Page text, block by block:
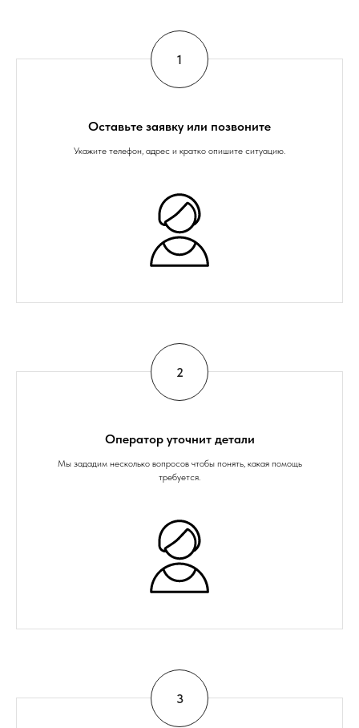
Оставьте заявку или позвоните
Укажите телефон, адрес и кратко опишите ситуацию.
Оператор уточнит детали
Мы зададим несколько вопросов чтобы понять, какая помощь
требуется.